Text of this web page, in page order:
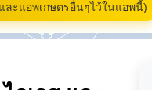
ละแอพเกษตรอื่นๆไว้ในแอพนี้)